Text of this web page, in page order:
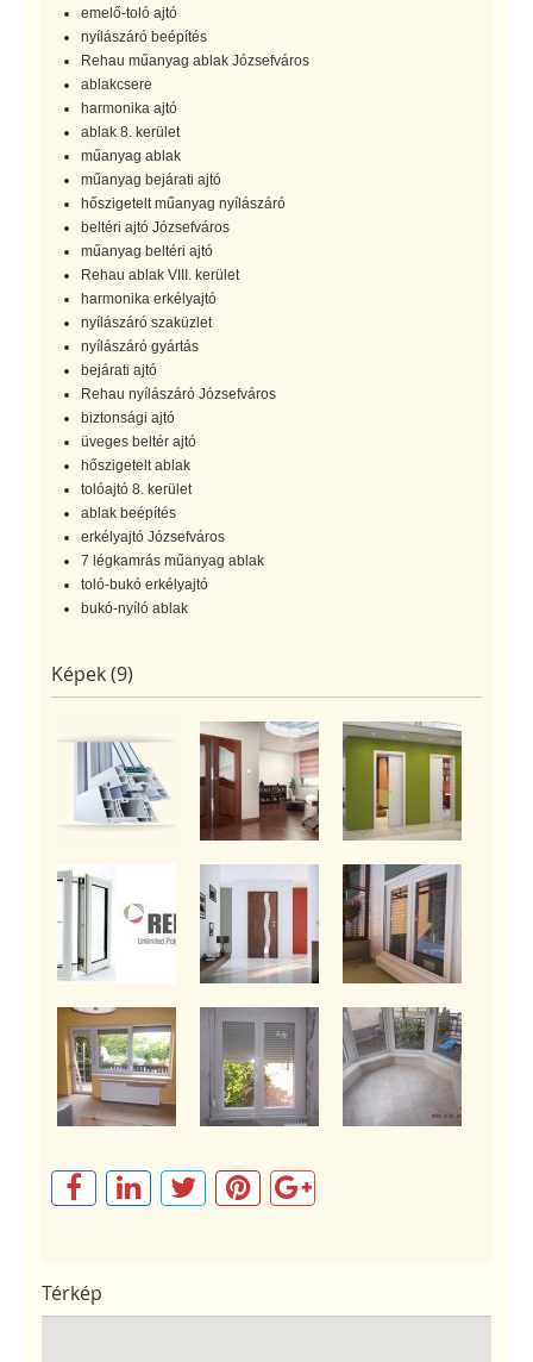
emelő-toló ajtó
nyílászáró beépítés
Rehau műanyag ablak Józsefváros
ablakcsere
harmonika ajtó
ablak 8. kerület
műanyag ablak
műanyag bejárati ajtó
hőszigetelt műanyag nyílászáró
beltéri ajtó Józsefváros
műanyag beltéri ajtó
Rehau ablak VIII. kerület
harmonika erkélyajtó
nyílászáró szaküzlet
nyílászáró gyártás
bejárati ajtó
Rehau nyílászáró Józsefváros
biztonsági ajtó
üveges beltér ajtó
hőszigetelt ablak
tolóajtó 8. kerület
ablak beépítés
erkélyajtó Józsefváros
7 légkamrás műanyag ablak
toló-bukó erkélyajtó
bukó-nyíló ablak
Képek (9)
Térkép